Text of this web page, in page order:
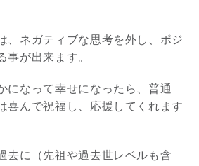
、ネガティブな思考を外し、ポジ
事が出来ます。
になって幸せになったら、普通
喜んで祝福し、応援してくれます
去に（先祖や過去世レベルも含